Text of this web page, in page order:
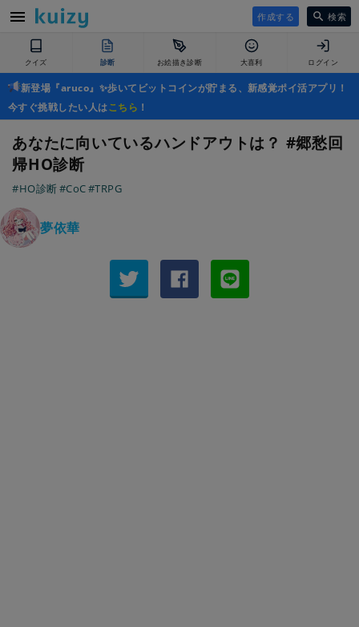
作成する 検索
クイズ 診断 お絵描き診断 大喜利 ログイン
新登場『aruco』✨歩いてビットコインが貯まる、新感覚ポイ活アプリ！
今すぐ挑戦したい人はこちら ！
あなたに向いているハンドアウトは？ #郷愁回
帰HO診断
#HO診断#CoC#TRPG
夢依華